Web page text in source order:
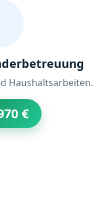
Haushaltsarbeiten.
€